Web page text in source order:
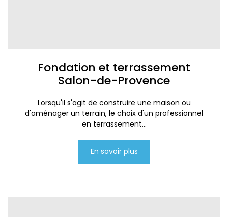
Fondation et terrassement
Salon-de-Provence
Lorsqu'il s'agit de construire une maison ou
d'aménager un terrain, le choix d'un professionnel
en terrassement...
En savoir plus